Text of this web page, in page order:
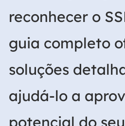
reconhecer o
guia completo
soluções
ajudá-lo a
potencial do